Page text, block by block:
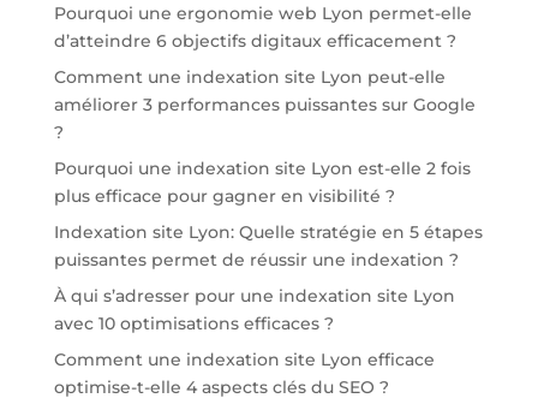
Pourquoi une ergonomie web Lyon permet-elle
d’atteindre 6 objectifs digitaux efficacement ?
Comment une indexation site Lyon peut-elle
améliorer 3 performances puissantes sur Google
?
Pourquoi une indexation site Lyon est-elle 2 fois
plus efficace pour gagner en visibilité ?
Indexation site Lyon: Quelle stratégie en 5 étapes
puissantes permet de réussir une indexation ?
À qui s’adresser pour une indexation site Lyon
avec 10 optimisations efficaces ?
Comment une indexation site Lyon efficace
optimise-t-elle 4 aspects clés du SEO ?